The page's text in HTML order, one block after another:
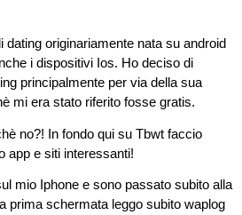
dating originariamente nata su android
i dispositivi Ios. Ho deciso di
principalmente per via della sua
mi era stato riferito fosse gratis.
no?! In fondo qui su Tbwt faccio
app e siti interessanti!
mio Iphone e sono passato subito alla
prima schermata leggo subito waplog